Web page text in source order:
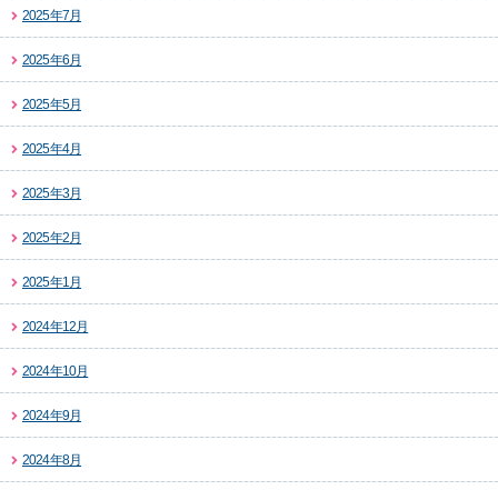
2025年7月
2025年6月
2025年5月
2025年4月
2025年3月
2025年2月
2025年1月
2024年12月
2024年10月
2024年9月
2024年8月